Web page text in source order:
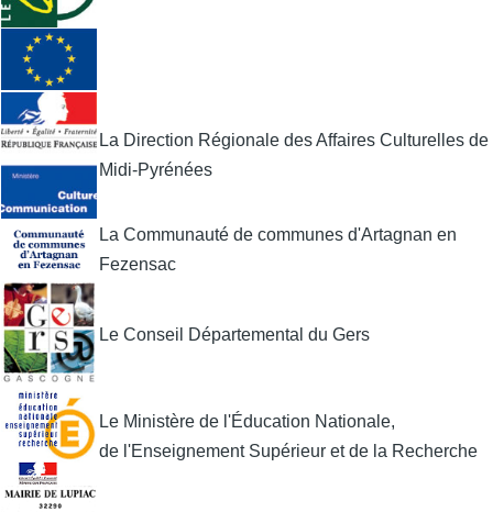
La Direction Régionale des Affaires Culturelles de
Midi-Pyrénées
La Communauté de communes d'Artagnan en
Fezensac
Le Conseil Départemental du Gers
Le Ministère de l'Éducation Nationale,
de l'Enseignement Supérieur et de la Recherche